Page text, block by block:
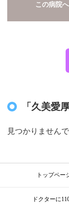
この病院
「久美愛
見つかりませんで
トップペー
ドクターに